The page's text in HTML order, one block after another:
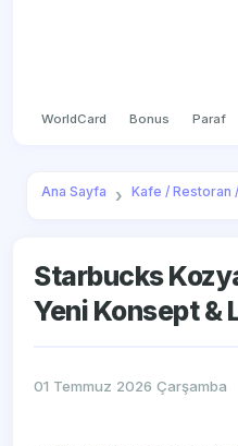
WorldCard Bonus Paraf
Ana Sayfa Kafe / Restoran
Starbucks
Yeni Konsept &
01 Temmuz 2026 Çarşamba